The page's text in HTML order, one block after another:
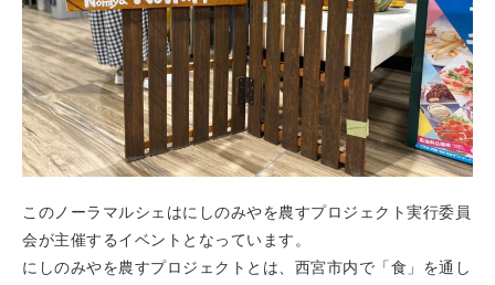
このノーラマルシェはにしのみやを農すプロジェクト実行委員
会が主催するイベントとなっています。
にしのみやを農すプロジェクトとは、西宮市内で「食」を通し